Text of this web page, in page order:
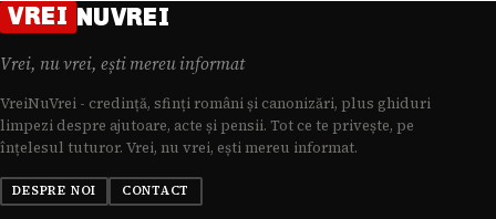
VREI NUVREI
Vrei, nu vrei, ești mereu informat
VreiNuVrei - credință, sfinți români și canonizări, plus ghiduri
limpezi despre ajutoare, acte și pensii. Tot ce te privește, pe
înțelesul tuturor. Vrei, nu vrei, ești mereu informat.
DESPRE NOI CONTACT